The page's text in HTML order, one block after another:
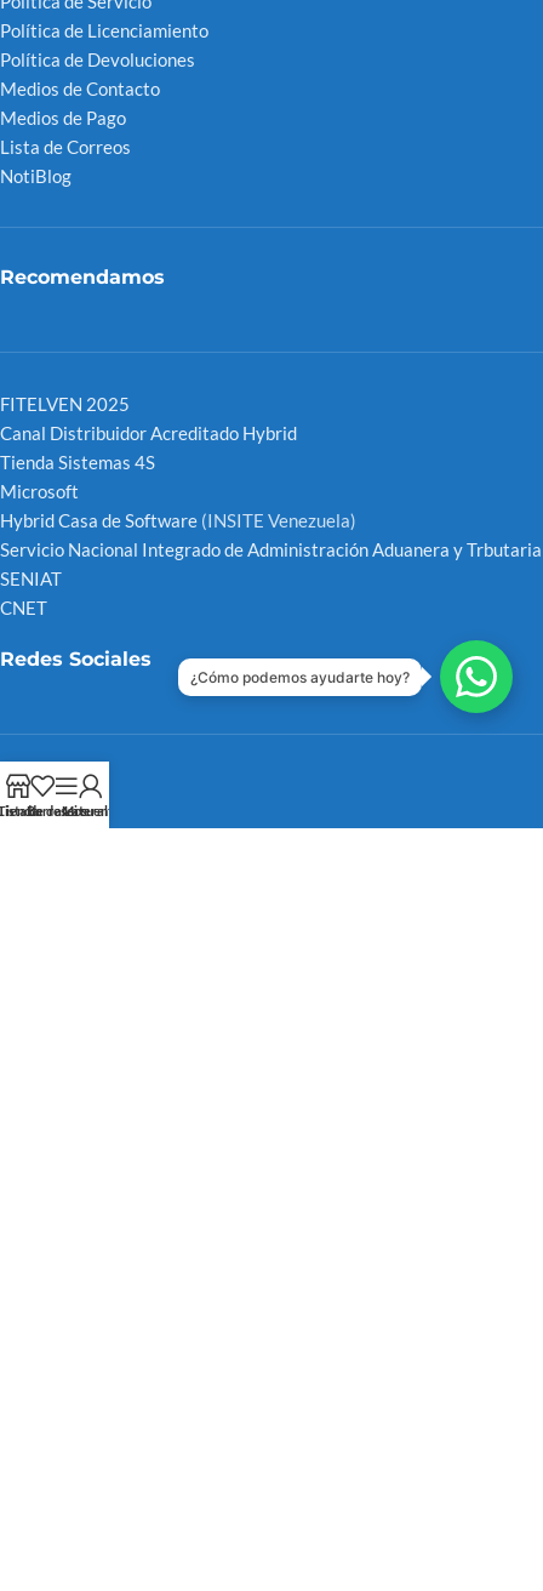
Política de Licenciamiento
Política de Devoluciones
Medios de Contacto
Medios de Pago
Lista de Correos
NotiBlog
Recomendamos
FITELVEN 2025
Canal Distribuidor Acreditado Hybrid
Tienda Sistemas 4S
Microsoft
Hybrid Casa de Software (INSITE Venezuela)
Servicio Nacional Integrado de Administración Aduanera y Trbutaria
SENIAT
CNET
Redes Sociales
Instagram
Dailymotion
de deseos
Barra Lateral
Mi cuenta
¿Cómo podemos ayudarte hoy?